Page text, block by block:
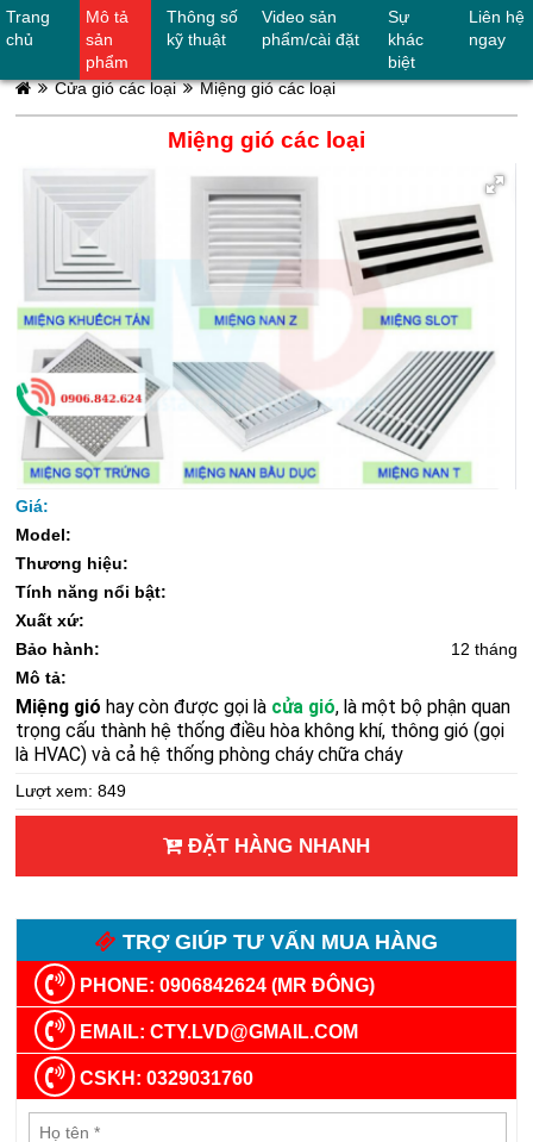
Cửa gió các loại Miệng gió các loại
Miệng gió các loại
Giá:
Model:
Thương hiệu:
Tính năng nổi bật:
Xuất xứ:
Bảo hành:
12 tháng
Mô tả:
Miệng gió hay còn được gọi là cửa gió, là một bộ phận quan
trọng cấu thành hệ thống điều hòa không khí, thông gió (gọi
là HVAC) và cả hệ thống phòng cháy chữa cháy
Lượt xem: 849
ĐẶT HÀNG NHANH
TRỢ GIÚP TƯ VẤN MUA HÀNG
PHONE: 0906842624 (MR ĐÔNG)
EMAIL: CTY.LVD@GMAIL.COM
CSKH: 0329031760
Trang
chủ
Mô tả
sản
phẩm
Thông số
kỹ thuật
Video sản
phẩm/cài đặt
Sự
khác
biệt
Liên hệ
ngay